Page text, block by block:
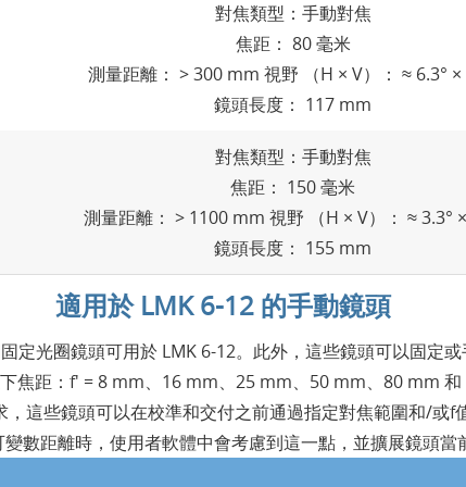
對焦類型：手動對焦
焦距： 80 毫米
測量距離： > 300 mm 視野 （H × V）： ≈ 6.3° ×
鏡頭長度： 117 mm
對焦類型：手動對焦
焦距： 150 毫米
測量距離： > 1100 mm 視野 （H × V）： ≈ 3.3°
鏡頭長度： 155 mm
適用於 LMK 6-12 的手動鏡頭
定光圈鏡頭可用於 LMK 6-12。此外，這些鏡頭可以固定
焦距：f' = 8 mm、16 mm、25 mm、50 mm、80 mm
，這些鏡頭可以在校準和交付之前通過指定對焦範圍和/或f
數距離時，使用者軟體中會考慮到這一點，並擴展鏡頭當